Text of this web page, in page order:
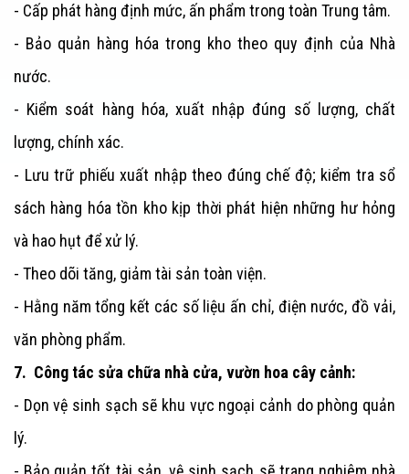
- Cấp phát hàng định mức, ấn phẩm trong toàn Trung tâm.
- Bảo quản hàng hóa trong kho theo quy định của Nhà
nước.
- Kiểm soát hàng hóa, xuất nhập đúng số lượng, chất
lượng, chính xác.
- Lưu trữ phiếu xuất nhập theo đúng chế độ; kiểm tra sổ
sách hàng hóa tồn kho kịp thời phát hiện những hư hỏng
và hao hụt để xử lý.
- Theo dõi tăng, giảm tài sản toàn viện.
- Hằng năm tổng kết các số liệu ấn chỉ, điện nước, đồ vải,
văn phòng phẩm.
7. Công tác sửa chữa nhà cửa, vườn hoa cây cảnh:
- Dọn vệ sinh sạch sẽ khu vực ngoại cảnh do phòng quản
lý.